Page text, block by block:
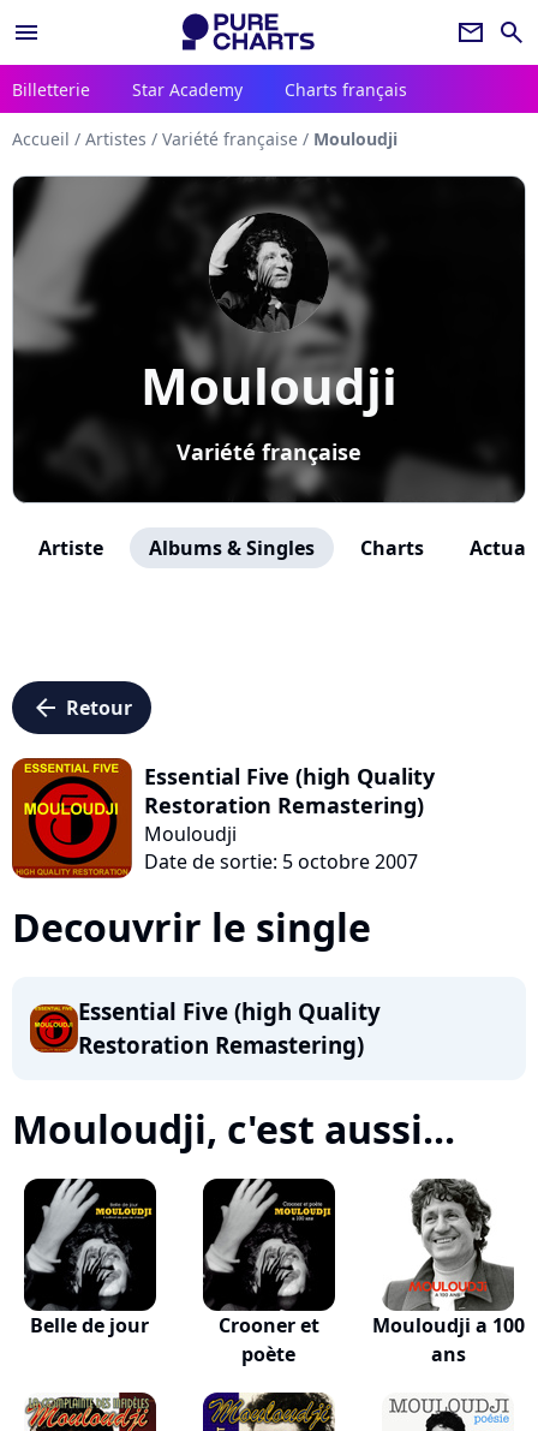
menu newsletter search
Billetterie Star Academy Charts français
Accueil / Artistes / Variété française / Mouloudji
Mouloudji
Variété française
Artiste Albums & Singles Charts
arrow_left Retour
Essential Five (high Quality
Restoration Remastering)
Mouloudji
Date de sortie: 5 octobre 2007
Decouvrir le single
Essential Five (high Quality
Restoration Remastering)
Mouloudji, c'est aussi...
Belle de jour
Crooner et
poète
Mouloudji a 100
ans